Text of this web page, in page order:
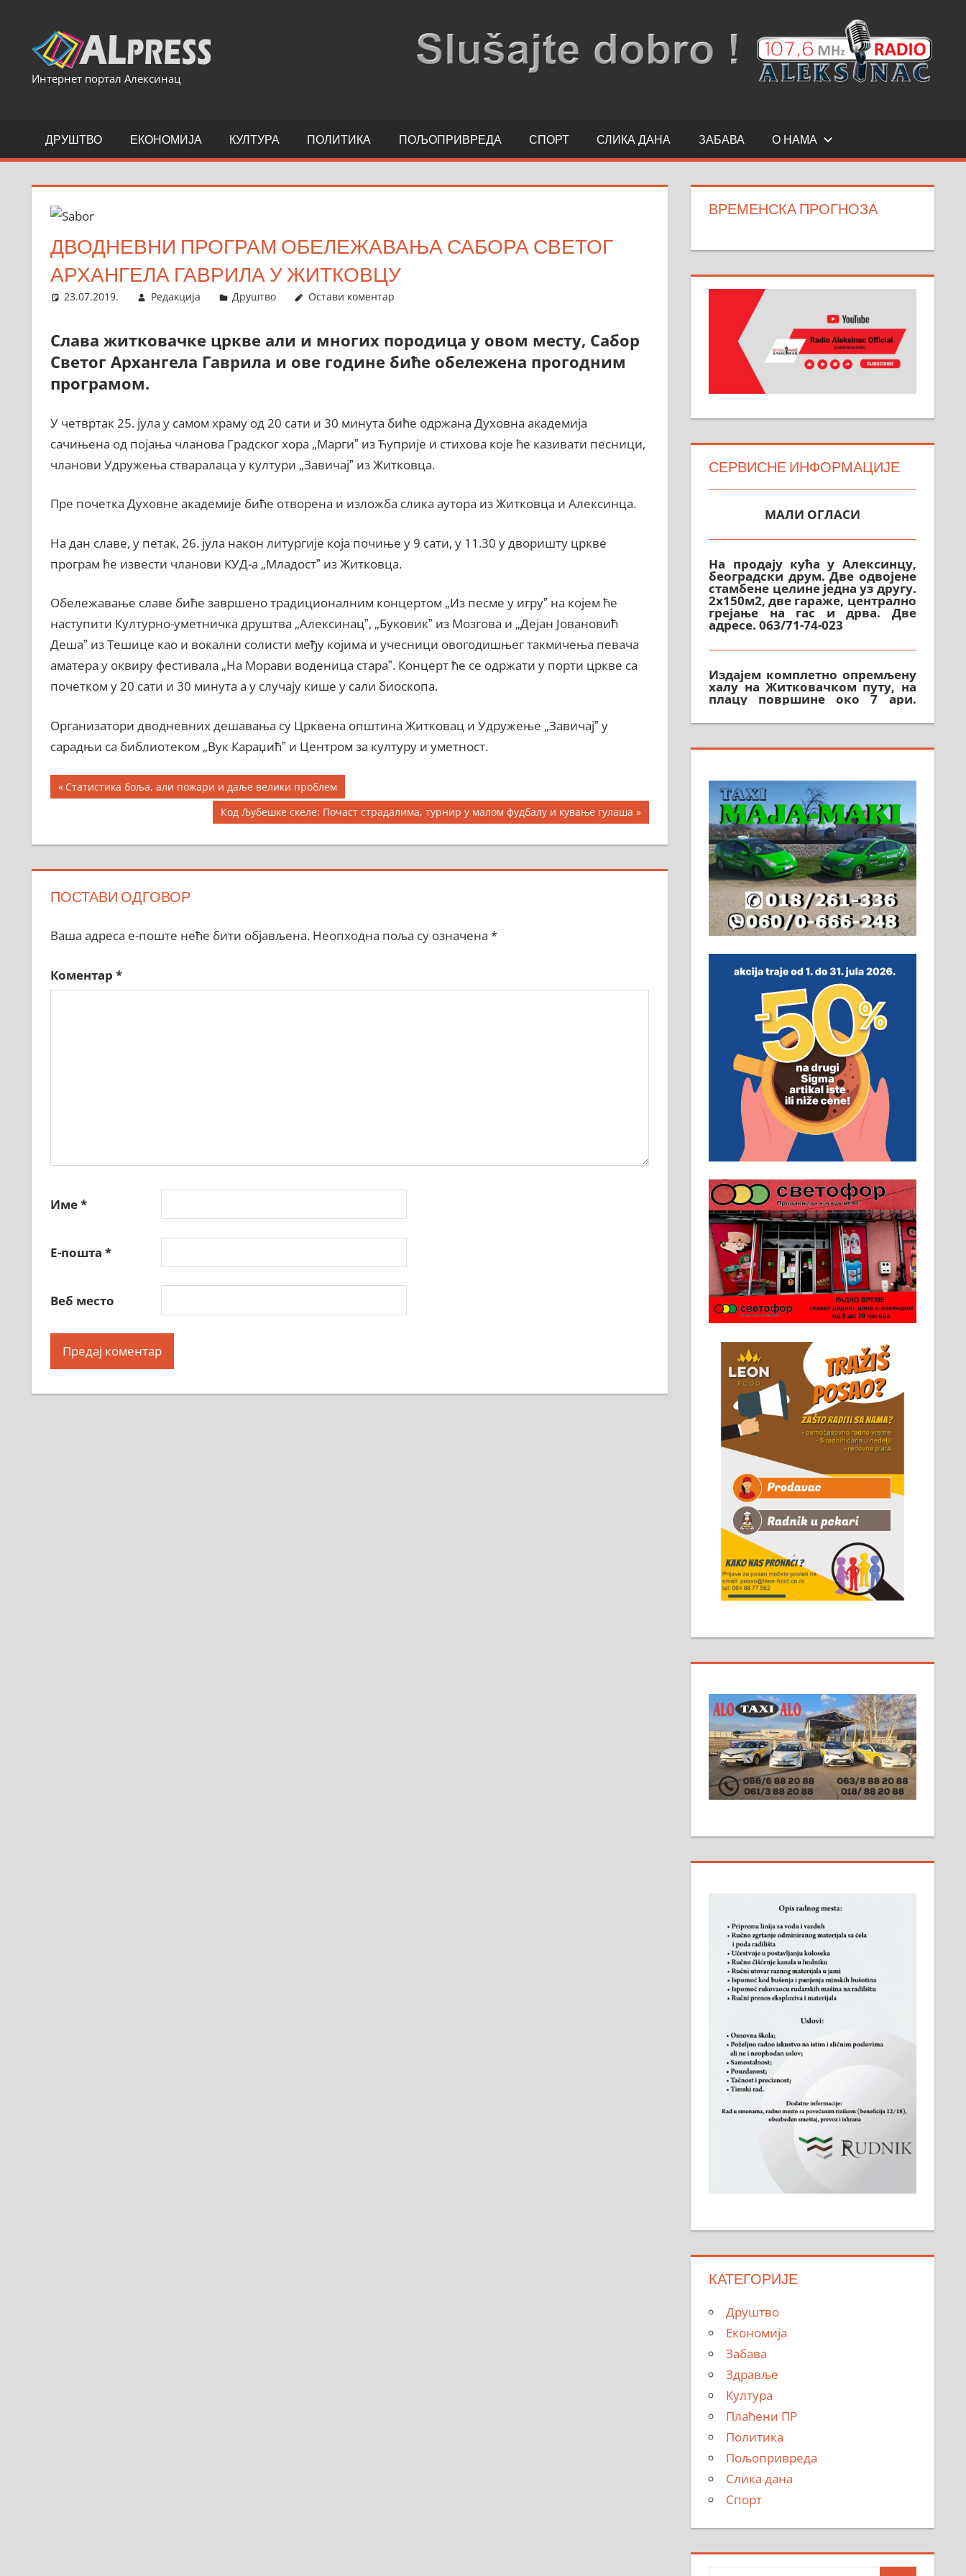
content
Интернет портал Алексинац
ДРУШТВО ЕКОНОМИЈА КУЛТУРА ПОЛИТИКА ПОЉОПРИВРЕДА СПОРТ СЛИКА ДАНА ЗАБАВА О НАМА
ДВОДНЕВНИ ПРОГРАМ ОБЕЛЕЖАВАЊА САБОРА СВЕТОГ
АРХАНГЕЛА ГАВРИЛА У ЖИТКОВЦУ
23.07.2019. Редакција Друштво Остави коментар
Слава житковачке цркве али и многих породица у овом месту, Сабор
Светог Архангела Гаврила и ове године биће обележена прогодним
програмом.
У четвртак 25. јула у самом храму од 20 сати и 30 минута биће одржана Духовна академија
сачињена од појања чланова Градског хора „Маргиˮ из Ћуприје и стихова које ће казивати песници,
чланови Удружења стваралаца у култури „Завичајˮ из Житковца.
Пре почетка Духовне академије биће отворена и изложба слика аутора из Житковца и Алексинца.
На дан славе, у петак, 26. јула након литургије која почиње у 9 сати, у 11.30 у дворишту цркве
програм ће извести чланови КУД-а „Младостˮ из Житковца.
Обележавање славе биће завршено традиционалним концертом „Из песме у игруˮ на којем ће
наступити Културно-уметничка друштва „Алексинацˮ, „Буковикˮ из Мозгова и „Дејан Јовановић
Дешаˮ из Тешице као и вокални солисти међу којима и учесници овогодишњег такмичења певача
аматера у оквиру фестивала „На Морави воденица стараˮ. Концерт ће се одржати у порти цркве са
почетком у 20 сати и 30 минута а у случају кише у сали биоскопа.
Организатори дводневних дешавања су Црквена општина Житковац и Удружење „Завичајˮ у
сарадњи са библиотеком „Вук Караџићˮ и Центром за културу и уметност.
Кретање
Previous
Post:
Статистика боља, али пожари и даље велики проблем
Next
Post:
Код Љубешке скеле: Почаст страдалима, турнир у малом фудбалу и кување гулаша
ПОСТАВИ ОДГОВОР
Ваша адреса е-поште неће бити објављена. Неопходна поља су означена *
Коментар *
Име*
Е-пошта *
Веб место
ВРЕМЕНСКА ПРОГНОЗА
СЕРВИСНЕ ИНФОРМАЦИЈЕ
београдски друм. Две одвојене
стамбене целине једна уз другу.
2х150м2, две гараже, централно
грејање на гас и дрва. Две
адресе. 063/71-74-023
халу на Житковачком путу, на
плацу површине око 7 ари.
064/321-80-51; 063/102-35-25
На продају легализована, нова,
Зеленом виру у Алексинцу.
Могућа замена. 064/21-63-584
ПОСЛОВНИ ОГЛАСИ
Рудник и флотација Рудник
д.о.о. Рудник запошљава 20
помоћника рудара. Услови:
Основна школа, пожељно
сличним пословима, али не и
неопходан услов. Обезбеђен
смештај, превоз, исхрана.
032/57-41-122 – локал 22
Пружам услуге завршних
радова у грађевини,
хидроизолације и молерских
радова. 061/25-28-058
Ало таксију потребан возач са Б
категоријом. 064/02-85-511
Потребна два радника за рад на
стоваришту „Липа промет” у
Алексинцу. За више
информација доћи лично на
стовариште у улици Максима
Горког 26 сваког радног дана од
8 до 15 часова. 063/465-045
Чистим све врсте димњака.
061/32-13-445
КАТЕГОРИЈЕ
Друштво
Економија
Забава
Здравље
Култура
Плаћени ПР
Политика
Пољопривреда
Слика дана
Спорт